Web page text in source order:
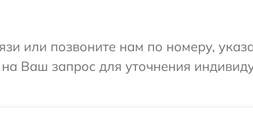
или позвоните нам по номеру,
Ваш запрос для уточнения